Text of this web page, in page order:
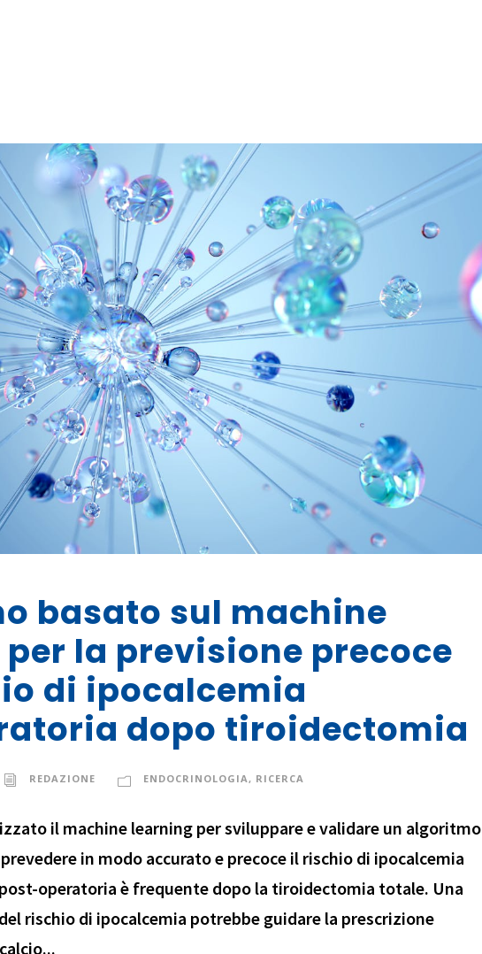
basato sul machine
la previsione precoce
di ipocalcemia
dopo tiroidectomia
REDAZIONE ENDOCRINOLOGIA, RICERCA
il machine learning per sviluppare e validare un algoritmo
in modo accurato e precoce il rischio di ipocalcemia
operatoria è frequente dopo la tiroidectomia totale. Una
rischio di ipocalcemia potrebbe guidare la prescrizione